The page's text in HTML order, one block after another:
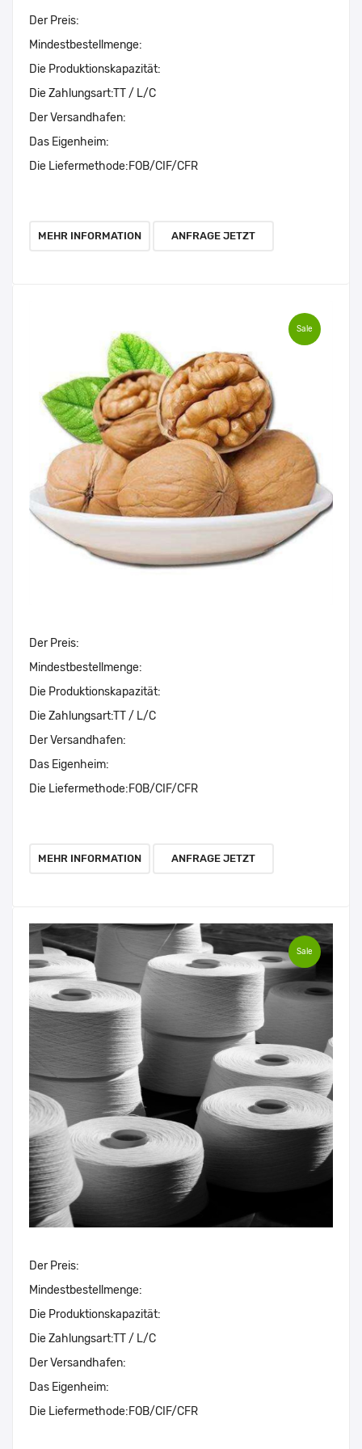
Der Preis:
Mindestbestellmenge:
Die Produktionskapazität:
Die Zahlungsart:TT / L/C
Der Versandhafen:
Das Eigenheim:
Die Liefermethode:FOB/CIF/CFR
MEHR INFORMATION ANFRAGE JETZT
Sale
Der Preis:
Mindestbestellmenge:
Die Produktionskapazität:
Die Zahlungsart:TT / L/C
Der Versandhafen:
Das Eigenheim:
Die Liefermethode:FOB/CIF/CFR
MEHR INFORMATION ANFRAGE JETZT
Sale
Der Preis:
Mindestbestellmenge:
Die Produktionskapazität:
Die Zahlungsart:TT / L/C
Der Versandhafen:
Das Eigenheim:
Die Liefermethode:FOB/CIF/CFR